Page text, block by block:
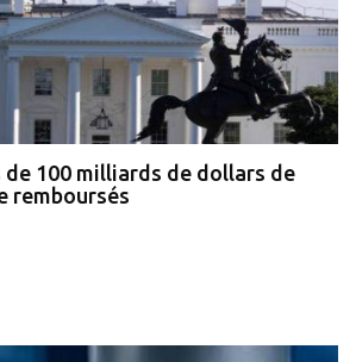
de 100 milliards de dollars de
remboursés